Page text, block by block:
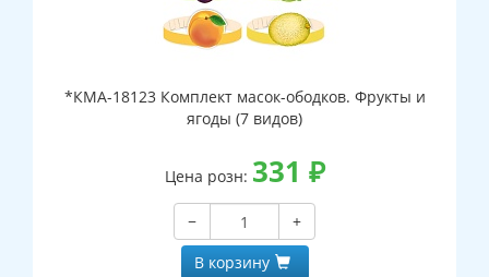
*КМА-18123 Комплект масок-ободков. Фрукты и
ягоды (7 видов)
Цена розн: 331 ₽
−
+
В корзину